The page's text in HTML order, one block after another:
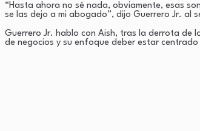
“Hasta ahora no sé nada, obviamente, esas
se las dejo a mi abogado”, dijo Guerrero Jr. al
Guerrero Jr. hablo con Aish, tras la derrota de
de negocios y su enfoque deber estar